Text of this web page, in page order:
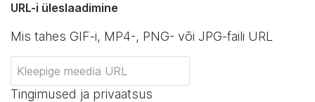
URL-i üleslaadimine
Mis tahes GIF-i, MP4-, PNG- või JPG-faili URL
Tingimused ja privaatsus